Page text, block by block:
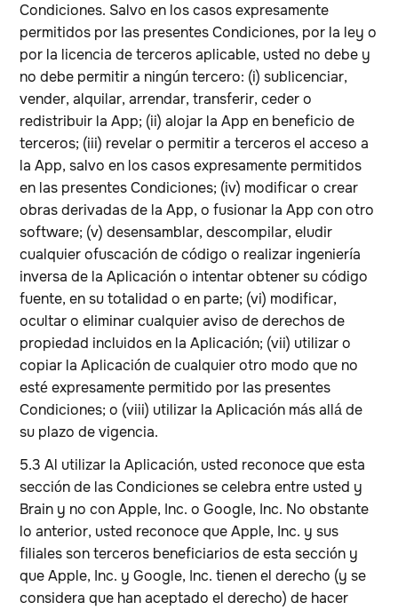
Condiciones. Salvo en los casos expresamente
permitidos por las presentes Condiciones, por la ley o
por la licencia de terceros aplicable, usted no debe y
no debe permitir a ningún tercero: (i) sublicenciar,
vender, alquilar, arrendar, transferir, ceder o
redistribuir la App; (ii) alojar la App en beneficio de
terceros; (iii) revelar o permitir a terceros el acceso a
la App, salvo en los casos expresamente permitidos
en las presentes Condiciones; (iv) modificar o crear
obras derivadas de la App, o fusionar la App con otro
software; (v) desensamblar, descompilar, eludir
cualquier ofuscación de código o realizar ingeniería
inversa de la Aplicación o intentar obtener su código
fuente, en su totalidad o en parte; (vi) modificar,
ocultar o eliminar cualquier aviso de derechos de
propiedad incluidos en la Aplicación; (vii) utilizar o
copiar la Aplicación de cualquier otro modo que no
esté expresamente permitido por las presentes
Condiciones; o (viii) utilizar la Aplicación más allá de
su plazo de vigencia.
5.3 Al utilizar la Aplicación, usted reconoce que esta
sección de las Condiciones se celebra entre usted y
Brain y no con Apple, Inc. o Google, Inc. No obstante
lo anterior, usted reconoce que Apple, Inc. y sus
filiales son terceros beneficiarios de esta sección y
que Apple, Inc. y Google, Inc. tienen el derecho (y se
considera que han aceptado el derecho) de hacer